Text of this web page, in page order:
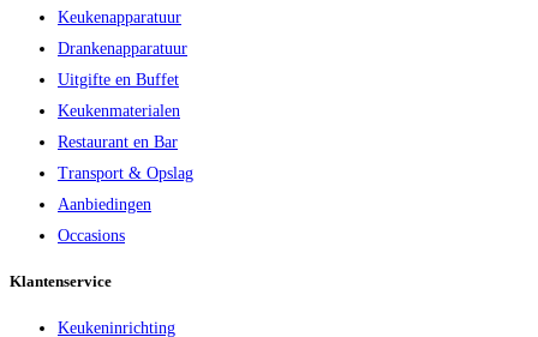
Keukenapparatuur
Drankenapparatuur
Uitgifte en Buffet
Keukenmaterialen
Restaurant en Bar
Transport & Opslag
Aanbiedingen
Occasions
Klantenservice
Keukeninrichting